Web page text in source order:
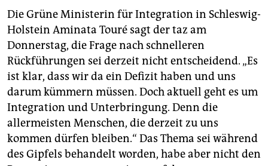
Die Grüne Ministerin für Integration in Schleswig-
Holstein Aminata Touré sagt der taz am
Donnerstag, die Frage nach schnelleren
Rückführungen sei derzeit nicht entscheidend. „Es
ist klar, dass wir da ein Defizit haben und uns
darum kümmern müssen. Doch aktuell geht es um
Integration und Unterbringung. Denn die
allermeisten Menschen, die derzeit zu uns
kommen dürfen bleiben.“ Das Thema sei während
des Gipfels behandelt worden, habe aber nicht den